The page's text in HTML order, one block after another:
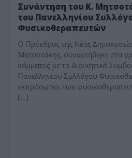
Συνάντηση του Κ.
του Πανελληνίου
Φυσικοθεραπευτών
Ο Πρόεδρος της Νέας
Μητσοτάκης, συναντήθηκε στα
κόμματος με το Διοικητικό
Πανελληνίου Συλλόγου
εκπρόσωποι των
[…]